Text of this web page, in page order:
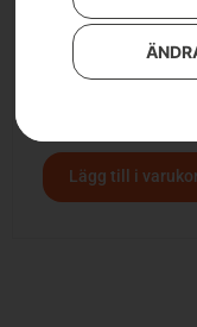
Lägg till i